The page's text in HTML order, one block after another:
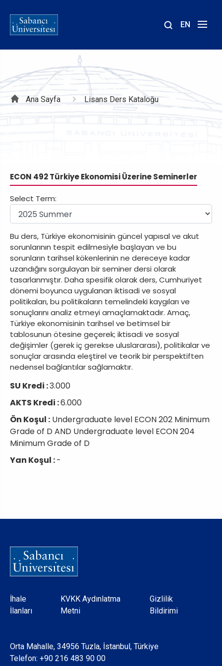
EN
Sayfa
Ana Sayfa Lisans Ders Kataloğu
ECON 492 Türkiye Ekonomisi Üzerine Seminerler
Select Term:
Bu ders, Türkiye ekonomisinin güncel yapısal ve akut
sorunlarının tespit edilmesiyle başlayan ve bu
sorunların tarihsel kökenlerinin ne dereceye kadar
uzandığını sorgulayan bir seminer dersi olarak
tasarlanmıştır. Daha spesifik olarak ders, Cumhuriyet
dönemi boyunca uygulanan iktisadi ve sosyal
politikaları, bu politikaların temelindeki kaygıları ve
sonuçlarını analiz etmeyi amaçlamaktadır. Amaç,
Türkiye ekonomisinin tarihsel ve betimsel bir
tablosunun ötesine geçerek; iktisadi ve sosyal
değişimler (gerek iç gerekse uluslararası), politikalar ve
sonuçlar arasında eleştirel ve teorik bir perspektiften
nedensel bağlantılar sağlamaktır.
SU Kredi :3.000
AKTS Kredi :6.000
Ön Koşul : Undergraduate level ECON 202 Minimum
Grade of D AND Undergraduate level ECON 204
Minimum Grade of D
Yan Koşul :-
Dipnot
İhale
İlanları
KVKK Aydınlatma
Metni
Gizlilik
Bildirimi
Orta Mahalle, 34956 Tuzla, İstanbul, Türkiye
Telefon: +90 216 483 90 00